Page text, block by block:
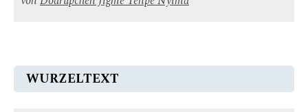
WURZELTEXT